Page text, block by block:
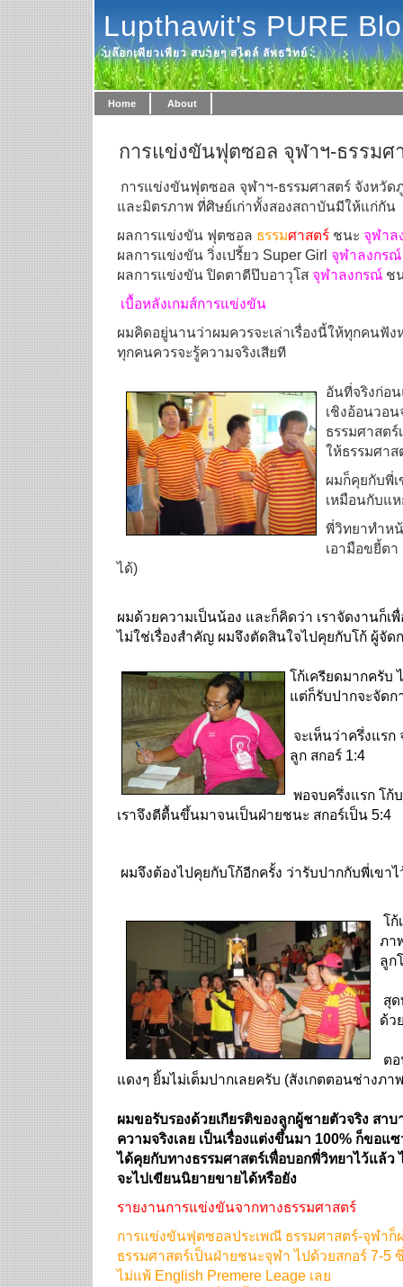
Lupthawit's PURE
บล๊อกเพียวเพียว สบายๆ สไตล์ ลัพธวิทย์
Home About
การแข่งขันฟุตซอล จุฬาฯ-ธรรมศ
การแข่งขันฟุตซอล จุฬาฯ-ธรรมศาสตร์ จังหวัด
และมิตรภาพ ที่ศิษย์เก่าทั้งสองสถาบันมีให้แก่กัน
ผลการแข่งขัน ฟุตซอล ธรรมศาสตร์ ชนะ จุฬาล
ผลการแข่งขัน วิ่งเปรี้ยว Super Girl จุฬาลงกรณ์
ผลการแข่งขัน ปิดตาตีป๊บอาวุโส จุฬาลงกรณ์ ช
เบื้อหลังเกมส์การแข่งขัน
ผมคิดอยู่นานว่าผมควรจะเล่าเรื่องนี้ให้ทุกคนฟั
ทุกคนควรจะรู้ความจริงเสียที
อันที่จริงก่อ
เชิงอ้อนวอ
ธรรมศาสต
ให้ธรรมศา
ผมก็คุยกับพี่
เหมือนกับแ
พี่วิทยาทำหน้
เอามือขยี้ต
ได้)
ผมด้วยความเป็นน้อง และก็คิดว่า เราจัดงานก็
ไม่ใช่เรื่องสำคัญ ผมจึงตัดสินใจไปคุยกับโก้ ผู้จัด
โก้เครียดมากครับ
แต่ก็รับปากจะจัดก
จะเห็นว่าครึ่งแร
ลูก สกอร์ 1:4
พอจบครึ่งแรก โก้
เราจึงตีตื้นขึ้นมาจนเป็นฝ่ายชนะ สกอร์เป็น 5:4
ผมจึงต้องไปคุยกับโก้อีกครั้ง ว่ารับปากกับพี่เขา
โก้
ภา
ลูก
สุ
ด้ว
ต
แดงๆ ยิ้มไม่เต็มปากเลยครับ (สังเกตตอนช่างภา
ผมขอรับรองด้วยเกียรติของลูกผู้ชายตัวจริง สา
ความจริงเลย เป็นเรื่องแต่งขึ้นมา 100% ก็ขอ
ได้คุยกับทางธรรมศาสตร์เพื่อบอกพี่วิทยาไว้แล้ว
จะไปเขียนนิยายขายได้หรือยัง
รายงานการแข่งขันจากทางธรรมศาสตร์
การแข่งขันฟุตซอลประเพณี ธรรมศาสตร์-จุฬา
ธรรมศาสตร์เป็นฝ่ายชนะจุฬา ไปด้วยสกอร์ 7-5
ไม่แพ้ English Premere Leage เลย